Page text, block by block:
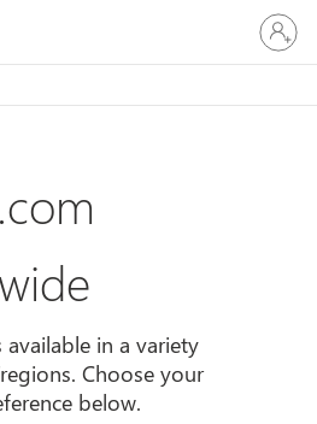
Sign
in
to
account
in a variety
Choose your
below.